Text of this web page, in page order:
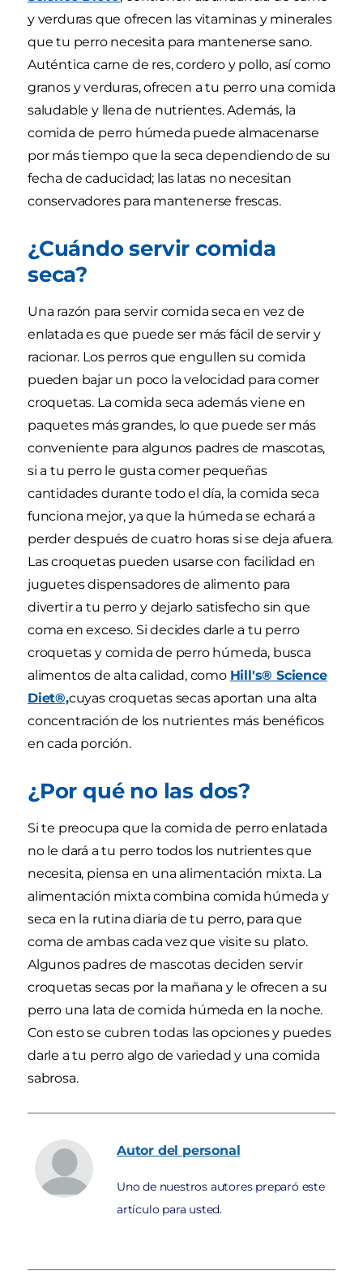
y verduras que ofrecen las vitaminas y minerales
que tu perro necesita para mantenerse sano.
Auténtica carne de res, cordero y pollo, así como
granos y verduras, ofrecen a tu perro una comida
saludable y llena de nutrientes. Además, la
comida de perro húmeda puede almacenarse
por más tiempo que la seca dependiendo de su
fecha de caducidad; las latas no necesitan
conservadores para mantenerse frescas.
¿Cuándo servir comida
seca?
Una razón para servir comida seca en vez de
enlatada es que puede ser más fácil de servir y
racionar. Los perros que engullen su comida
pueden bajar un poco la velocidad para comer
croquetas. La comida seca además viene en
paquetes más grandes, lo que puede ser más
conveniente para algunos padres de mascotas,
si a tu perro le gusta comer pequeñas
cantidades durante todo el día, la comida seca
funciona mejor, ya que la húmeda se echará a
perder después de cuatro horas si se deja afuera.
Las croquetas pueden usarse con facilidad en
juguetes dispensadores de alimento para
divertir a tu perro y dejarlo satisfecho sin que
coma en exceso. Si decides darle a tu perro
croquetas y comida de perro húmeda, busca
alimentos de alta calidad, como Hill's® Science
Diet®,cuyas croquetas secas aportan una alta
concentración de los nutrientes más benéficos
en cada porción.
¿Por qué no las dos?
Si te preocupa que la comida de perro enlatada
no le dará a tu perro todos los nutrientes que
necesita, piensa en una alimentación mixta. La
alimentación mixta combina comida húmeda y
seca en la rutina diaria de tu perro, para que
coma de ambas cada vez que visite su plato.
Algunos padres de mascotas deciden servir
croquetas secas por la mañana y le ofrecen a su
perro una lata de comida húmeda en la noche.
Con esto se cubren todas las opciones y puedes
darle a tu perro algo de variedad y una comida
sabrosa.
Autor del personal
Uno de nuestros autores preparó este
artículo para usted.